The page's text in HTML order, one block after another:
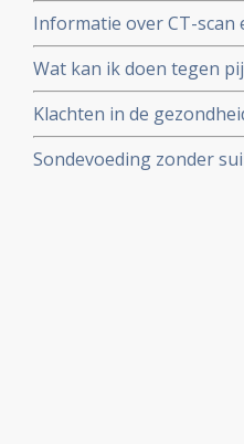
Informatie over CT-scan
nadelen van
Wat kan ik doen tegen
manieren van
Klachten in de
slechte behandeling in
Sondevoeding zonder